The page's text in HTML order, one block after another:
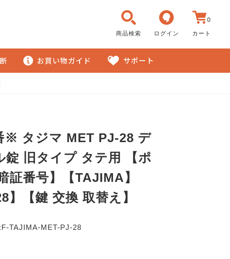
商品検索 ログイン
0
カート
お買い物ガイド サポート
※ タジマ MET PJ-28 デ
錠 旧タイプ タテ用 【ポ
証番号】【TAJIMA】
】【鍵 交換 取替え】
F-TAJIMA-MET-PJ-28